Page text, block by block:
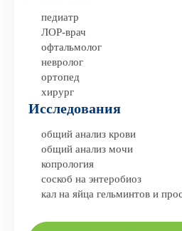
педиатр
ЛОР-врач
офтальмолог
невролог
ортопед
хирург
Исследования
общий анализ крови
общий анализ мочи
копрология
соскоб на энтеробиоз
кал на яйца гельминтов и